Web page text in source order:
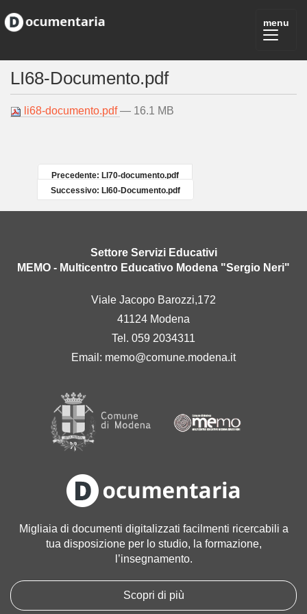
LI68-Documento.pdf
li68-documento.pdf— 16.1 MB
Precedente: LI70-documento.pdf
Successivo: LI60-Documento.pdf
Settore Servizi Educativi
MEMO - Multicentro Educativo Modena "Sergio Neri"
Viale Jacopo Barozzi,172
41124 Modena
Tel. 059 2034311
Email: memo@comune.modena.it
Migliaia di documenti digitalizzati facilmenti ricercabili a
tua disposizione per lo studio, la formazione,
l’insegnamento.
Scopri di più